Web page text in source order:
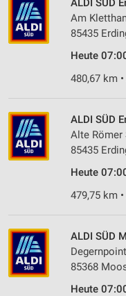
ALDI SÜD
Am
85435
Heute
480,67 km
ALDI SÜD
Alte Römer
85435
Heute
479,75 km
ALDI SÜD
85368
Heute